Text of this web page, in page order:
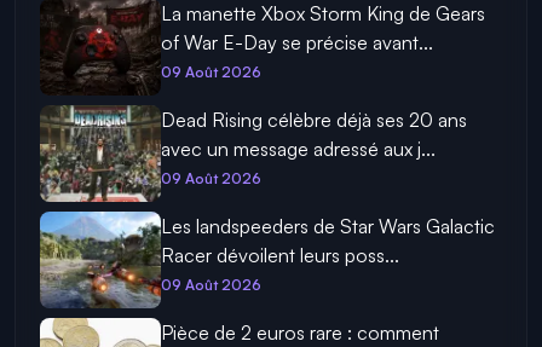
La manette Xbox Storm King de Gears
of War E-Day se précise avant...
09 Août 2026
Dead Rising célèbre déjà ses 20 ans
avec un message adressé aux j...
09 Août 2026
Les landspeeders de Star Wars Galactic
Racer dévoilent leurs poss...
09 Août 2026
Pièce de 2 euros rare : comment